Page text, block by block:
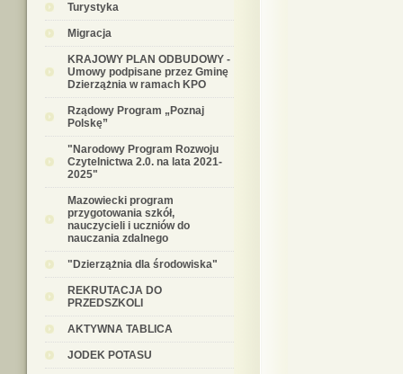
Turystyka
Migracja
KRAJOWY PLAN ODBUDOWY -
Umowy podpisane przez Gminę
Dzierzążnia w ramach KPO
Rządowy Program „Poznaj
Polskę”
"Narodowy Program Rozwoju
Czytelnictwa 2.0. na lata 2021-
2025"
Mazowiecki program
przygotowania szkół,
nauczycieli i uczniów do
nauczania zdalnego
"Dzierzążnia dla środowiska"
REKRUTACJA DO
PRZEDSZKOLI
AKTYWNA TABLICA
JODEK POTASU